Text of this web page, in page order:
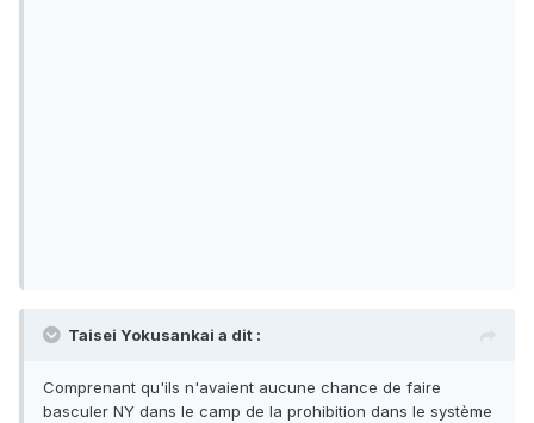
Taisei Yokusankai a dit :
Comprenant qu'ils n'avaient aucune chance de faire
basculer NY dans le camp de la prohibition dans le système